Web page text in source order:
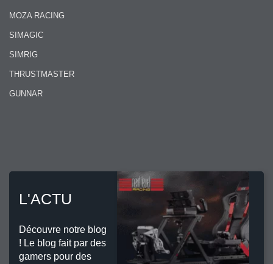
MOZA RACING
SIMAGIC
SIMRIG
THRUSTMASTER
GUNNAR
L'ACTU
Découvre notre blog
! Le blog fait par des
gamers pour des